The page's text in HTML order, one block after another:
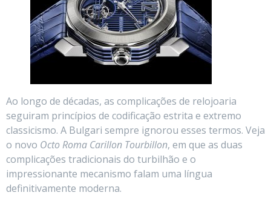
Ao longo de décadas, as complicações de relojoaria
seguiram princípios de codificação estrita e extremo
classicismo. A Bulgari sempre ignorou esses termos. Veja
o novo Octo Roma Carillon Tourbillon, em que as duas
complicações tradicionais do turbilhão e o
impressionante mecanismo falam uma língua
definitivamente moderna.